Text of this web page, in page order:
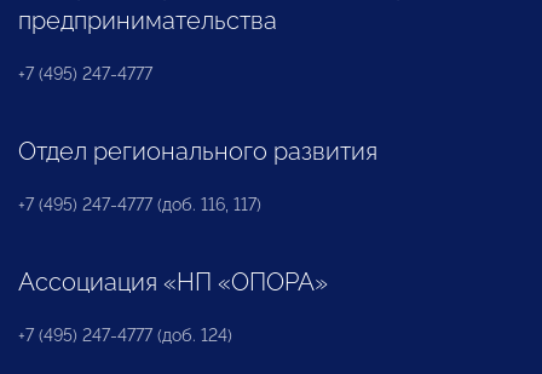
предпринимательства
+7 (495) 247-4777
Отдел регионального развития
+7 (495) 247-4777 (доб. 116, 117)
Ассоциация «НП «ОПОРА»
+7 (495) 247-4777 (доб. 124)